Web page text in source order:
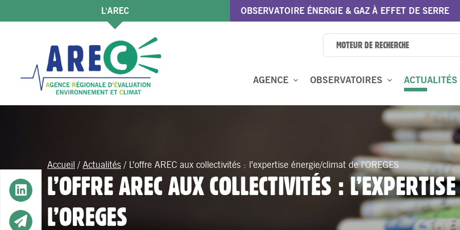
L'AREC OBSERVATOIRE ÉNERGIE & GAZ À EFFET DE SERRE
AGENCE OBSERVATOIRES ACTUALITÉS
Accueil / Actualités / L’offre AREC aux collectivités : l’expertise énergie/climat de l’OREGES
L’OFFRE AREC AUX COLLECTIVITÉS :
L’OREGES
Button
Button